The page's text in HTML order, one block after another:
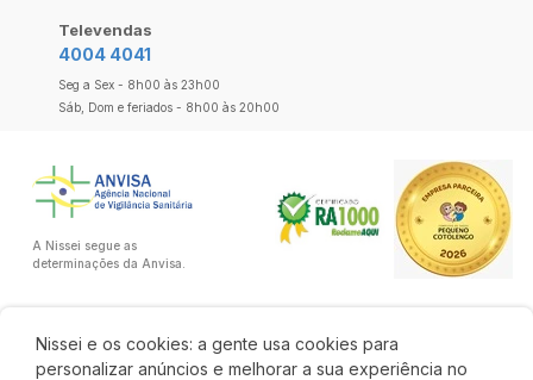
Nissei e os cookies: a gente usa cookies para
personalizar anúncios e melhorar a sua experiência no
Televendas
4004 4041
Seg a Sex - 8h00 às 23h00
Sáb, Dom e feriados - 8h00 às 20h00
A Nissei segue as
determinações da Anvisa.